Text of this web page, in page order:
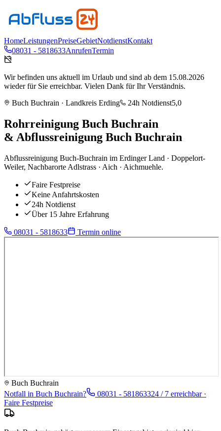
HomeLeistungenPreiseGebietNotdienstKontakt
08031 - 5818633AnrufenTermin
Wir befinden uns aktuell im Urlaub und sind ab dem 15.08.2026
wieder für Sie erreichbar. Vielen Dank für Ihr Verständnis.
Buch Buchrain · Landkreis Erding 24h Notdienst5,0
Rohrreinigung Buch Buchrain
& Abflussreinigung Buch Buchrain
Abflussreinigung Buch-Buchrain im Erdinger Land · Doppelort-
Weiler, Nachbarorte Adlstrass · Aich · Aichmuehle.
Faire Festpreise
Keine Anfahrtskosten
24h Notdienst
Über 15 Jahre Erfahrung
08031 - 5818633 Termin online
Buch Buchrain
Notfall in Buch Buchrain? 08031 - 581863324 / 7 erreichbar ·
Faire Festpreise